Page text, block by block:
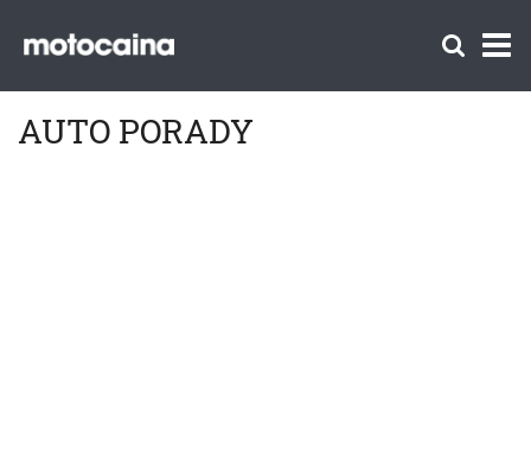
AUTO PORADY